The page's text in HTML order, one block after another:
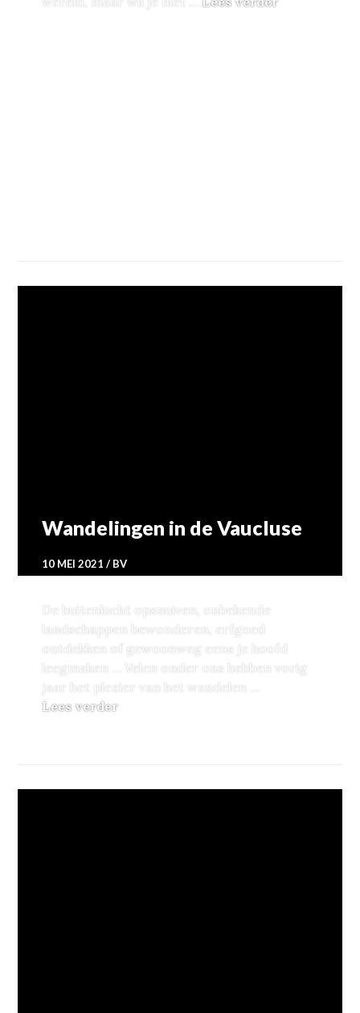
Wandelingen in de Vaucluse
10 MEI 2021 BV
De buitenlucht opsnuiven, onbekende
landschappen bewonderen, erfgoed
ontdekken of gewoonweg eens je hoofd
leegmaken … Velen onder ons hebben vorig
jaar het plezier van het wandelen …
Lees verderWandelingen in de Vaucluse